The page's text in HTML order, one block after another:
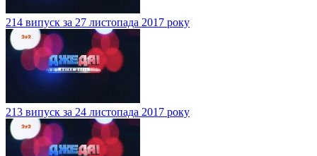
214 випуск за 27 листопада 2017 року
213 випуск за 24 листопада 2017 року